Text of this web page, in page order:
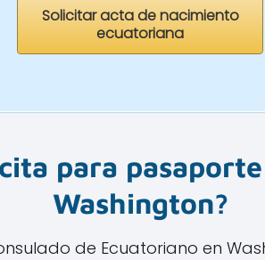
Solicitar acta de nacimiento
ecuatoriana
para
Washington?
de Ecuatoriano en